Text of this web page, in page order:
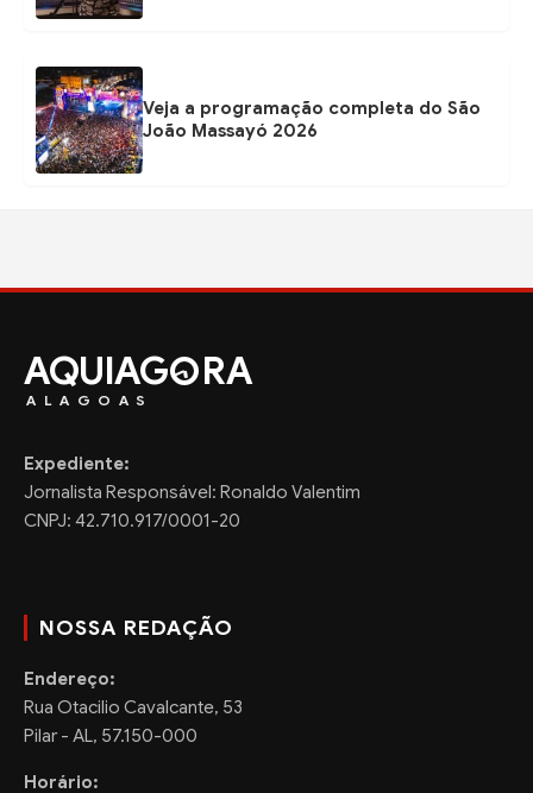
Veja a programação completa do São
João Massayó 2026
AQUIAG RA
ALAGOAS
Expediente:
Jornalista Responsável: Ronaldo Valentim
CNPJ: 42.710.917/0001-20
NOSSA REDAÇÃO
Endereço:
Rua Otacilio Cavalcante, 53
Pilar - AL, 57.150-000
Horário: